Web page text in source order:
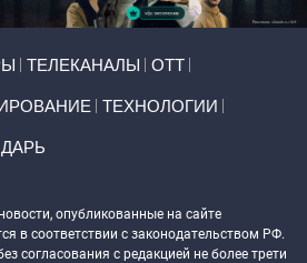
ТЕЛЕКАНАЛЫ ОТТ
ТЕХНОЛОГИИ
опубликованные на сайте
в соответствии с законодательством РФ.
согласования с редакцией не более трети